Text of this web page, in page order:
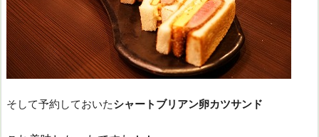
そして予約しておいたシャートブリアン卵カツサンド